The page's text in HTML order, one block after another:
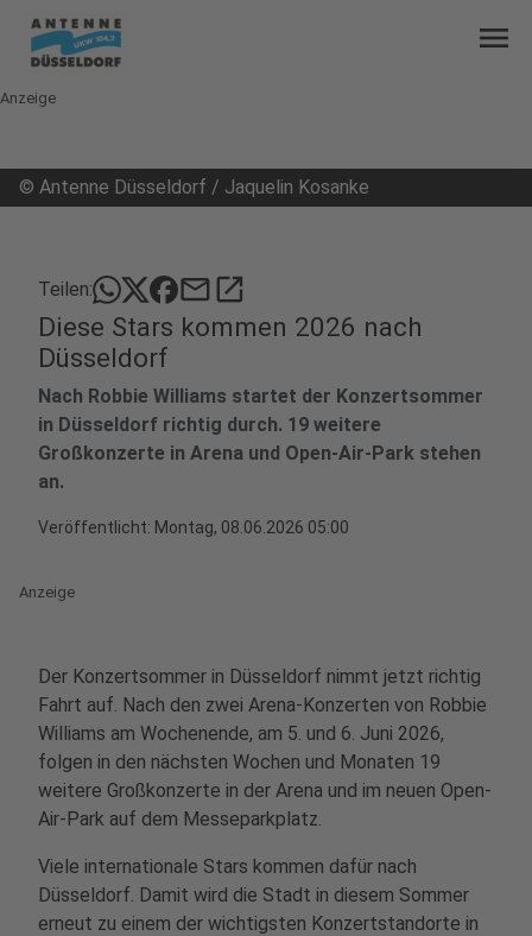
menu
Anzeige
© Antenne Düsseldorf / Jaquelin Kosanke
Teilen: mailopen_in_new
Diese Stars kommen 2026 nach
Düsseldorf
Nach Robbie Williams startet der Konzertsommer
in Düsseldorf richtig durch. 19 weitere
Großkonzerte in Arena und Open-Air-Park stehen
an.
Veröffentlicht: Montag, 08.06.2026 05:00
Anzeige
Der Konzertsommer in Düsseldorf nimmt jetzt richtig
Fahrt auf. Nach den zwei Arena-Konzerten von Robbie
Williams am Wochenende, am 5. und 6. Juni 2026,
folgen in den nächsten Wochen und Monaten 19
weitere Großkonzerte in der Arena und im neuen Open-
Air-Park auf dem Messeparkplatz.
Viele internationale Stars kommen dafür nach
Düsseldorf. Damit wird die Stadt in diesem Sommer
erneut zu einem der wichtigsten Konzertstandorte in